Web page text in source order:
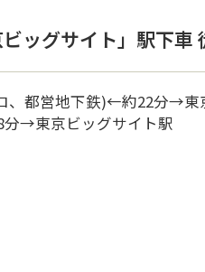
ビッグサイト」駅下車
、都営地下鉄)←約22分→東
→東京ビッグサイト駅